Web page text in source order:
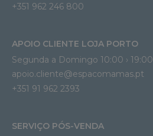
+351 962 246 800
APOIO CLIENTE LOJA PORTO
Segunda a Domingo 10:00 › 19:00
apoio.cliente@espacomamas.pt
+351 91 962 2393
SERVIÇO PÓS-VENDA